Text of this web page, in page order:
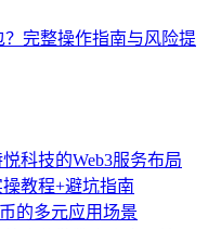
完整操作指南与风险提
科技的Web3服务布局
教程+避坑指南
的多元应用场景